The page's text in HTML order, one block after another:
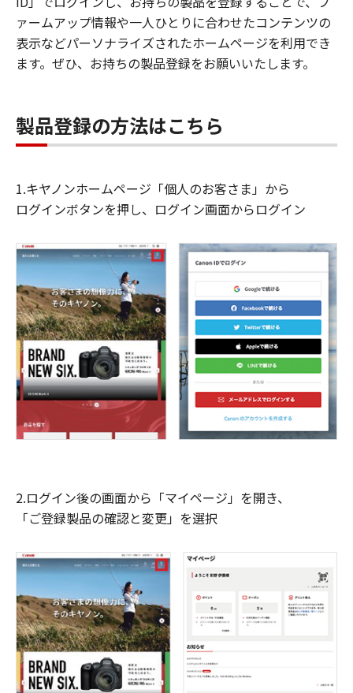
ァームアップ情報や一人ひとりに合わせたコンテンツの
表示などパーソナライズされたホームページを利用でき
ます。ぜひ、お持ちの製品登録をお願いいたします。
製品登録の方法はこちら
1.キヤノンホームページ「個人のお客さま」から
ログインボタンを押し、ログイン画面からログイン
2.ログイン後の画面から「マイページ」を開き、
「ご登録製品の確認と変更」を選択